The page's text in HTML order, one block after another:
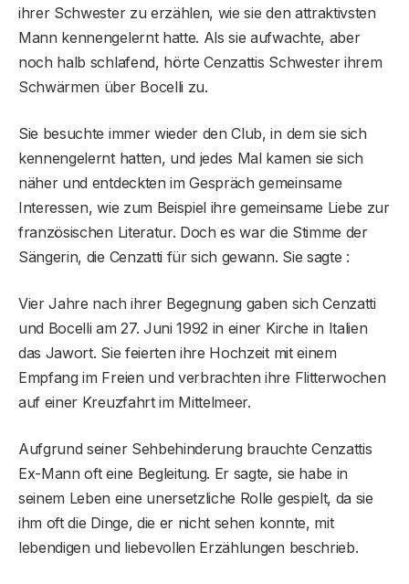
ihrer Schwester zu erzählen, wie sie den attraktivsten
Mann kennengelernt hatte. Als sie aufwachte, aber
noch halb schlafend, hörte Cenzattis Schwester ihrem
Schwärmen über Bocelli zu.
Sie besuchte immer wieder den Club, in dem sie sich
kennengelernt hatten, und jedes Mal kamen sie sich
näher und entdeckten im Gespräch gemeinsame
Interessen, wie zum Beispiel ihre gemeinsame Liebe zur
französischen Literatur. Doch es war die Stimme der
Sängerin, die Cenzatti für sich gewann. Sie sagte :
Vier Jahre nach ihrer Begegnung gaben sich Cenzatti
und Bocelli am 27. Juni 1992 in einer Kirche in Italien
das Jawort. Sie feierten ihre Hochzeit mit einem
Empfang im Freien und verbrachten ihre Flitterwochen
auf einer Kreuzfahrt im Mittelmeer.
Aufgrund seiner Sehbehinderung brauchte Cenzattis
Ex-Mann oft eine Begleitung. Er sagte, sie habe in
seinem Leben eine unersetzliche Rolle gespielt, da sie
ihm oft die Dinge, die er nicht sehen konnte, mit
lebendigen und liebevollen Erzählungen beschrieb.